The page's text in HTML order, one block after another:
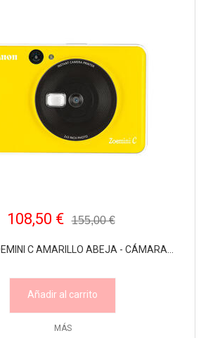
108,50 € 155,00 €
C AMARILLO ABEJA - CÁMARA...
Añadir al carrito
MÁS